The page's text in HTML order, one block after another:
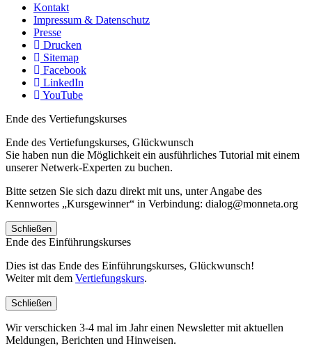
Kontakt
Impressum & Datenschutz
Presse
Drucken
Sitemap
Facebook
LinkedIn
YouTube
Ende des Vertiefungskurses
Ende des Vertiefungskurses, Glückwunsch
Sie haben nun die Möglichkeit ein ausführliches Tutorial mit einem
unserer Netwerk-Experten zu buchen.
Bitte setzen Sie sich dazu direkt mit uns, unter Angabe des
Kennwortes „Kursgewinner“ in Verbindung: dialog@monneta.org
Schließen
Ende des Einführungskurses
Dies ist das Ende des Einführungskurses, Glückwunsch!
Weiter mit dem Vertiefungskurs.
Schließen
Wir verschicken 3-4 mal im Jahr einen Newsletter mit aktuellen
Meldungen, Berichten und Hinweisen.